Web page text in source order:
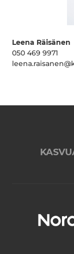
Leena Räisänen
050 469 9971